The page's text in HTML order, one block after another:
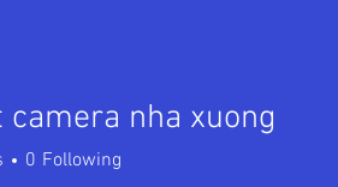
nha xuong
camera nha xuong
0 Following